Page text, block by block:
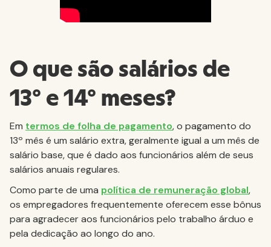
O que são salários de
13º e 14º meses?
Em termos de folha de pagamento, o pagamento do
13º mês é um salário extra, geralmente igual a um mês de
salário base, que é dado aos funcionários além de seus
salários anuais regulares.
Como parte de uma política de remuneração global,
os empregadores frequentemente oferecem esse bônus
para agradecer aos funcionários pelo trabalho árduo e
pela dedicação ao longo do ano.